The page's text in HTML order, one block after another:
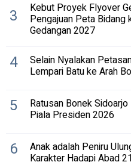
3 Kebut Proyek Flyover
Pengajuan Peta Bidang
Gedangan 2027
4 Selain Nyalakan
Lempari Batu ke Arah
5 Ratusan Bonek
Piala Presiden 2026
6 Anak adalah Peniru
Karakter Hadapi Abad 21